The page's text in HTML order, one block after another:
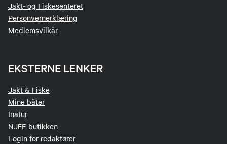
Jakt- og Fiskesenteret
Personvernerklæring
Medlemsvilkår
EKSTERNE LENKER
Jakt & Fiske
Mine båter
Inatur
NJFF-butikken
Login for redaktører